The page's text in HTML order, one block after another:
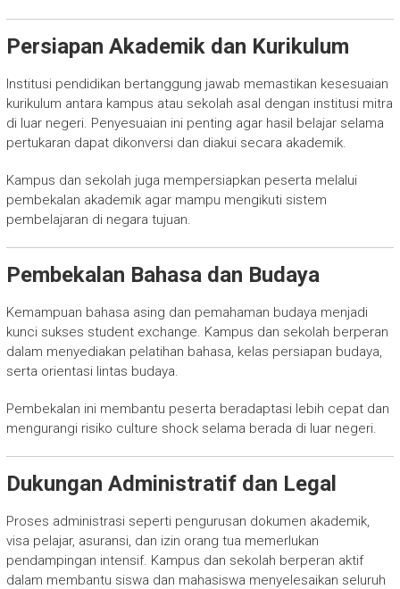
Persiapan Akademik dan Kurikulum
Institusi pendidikan bertanggung jawab memastikan kesesuaian
kurikulum antara kampus atau sekolah asal dengan institusi mitra
di luar negeri. Penyesuaian ini penting agar hasil belajar selama
pertukaran dapat dikonversi dan diakui secara akademik.
Kampus dan sekolah juga mempersiapkan peserta melalui
pembekalan akademik agar mampu mengikuti sistem
pembelajaran di negara tujuan.
Pembekalan Bahasa dan Budaya
Kemampuan bahasa asing dan pemahaman budaya menjadi
kunci sukses student exchange. Kampus dan sekolah berperan
dalam menyediakan pelatihan bahasa, kelas persiapan budaya,
serta orientasi lintas budaya.
Pembekalan ini membantu peserta beradaptasi lebih cepat dan
mengurangi risiko culture shock selama berada di luar negeri.
Dukungan Administratif dan Legal
Proses administrasi seperti pengurusan dokumen akademik,
visa pelajar, asuransi, dan izin orang tua memerlukan
pendampingan intensif. Kampus dan sekolah berperan aktif
dalam membantu siswa dan mahasiswa menyelesaikan seluruh